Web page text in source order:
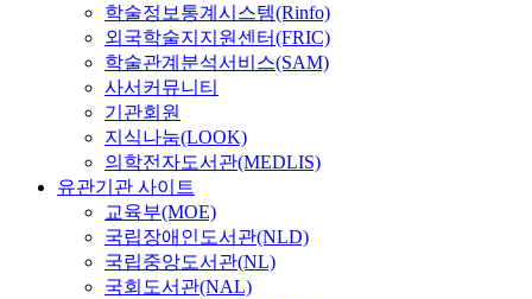
학술정보통계시스템(Rinfo)
외국학술지지원센터(FRIC)
학술관계분석서비스(SAM)
사서커뮤니티
기관회원
지식나눔(LOOK)
의학전자도서관(MEDLIS)
유관기관 사이트
교육부(MOE)
국립장애인도서관(NLD)
국립중앙도서관(NL)
국회도서관(NAL)